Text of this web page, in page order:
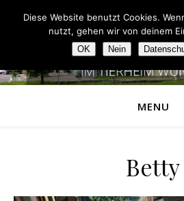
MENU
Betty
Diese Website benutzt Cookies.
nutzt, gehen wir von deinem
OK Nein